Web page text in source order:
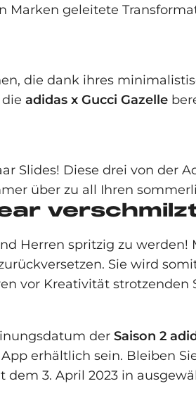
geleitete
die dank ihres
adidas x Gucci Gazelle
Slides! Diese drei von der
über zu all Ihren
Herren spritzig zu
Sie wird
vor Kreativität
der Saison 2
App erhältlich sein. Bleiben
dem 3. April 2023 in